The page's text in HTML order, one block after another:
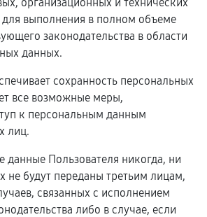
выполнения в полном объеме
законодательства в области
данных.
сохранность персональных
все возможные меры,
к персональным данным
лиц.
данные Пользователя никогда, ни
не будут переданы третьим лицам,
связанных с исполнением
либо в случае, если